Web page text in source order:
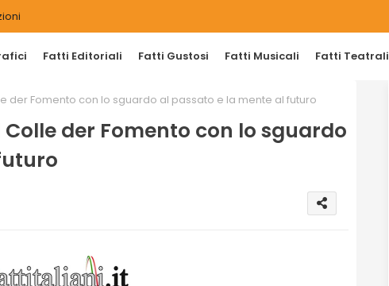
Fatti Editoriali Fatti Gustosi Fatti Musicali Fatti Teatrali
der Fomento con lo sguardo al passato e la mente al futuro
der Fomento con lo sguardo